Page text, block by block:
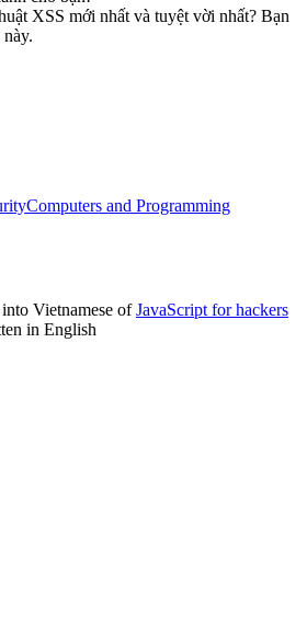
XSS mới nhất và tuyệt vời nhất? Bạn
Computers and Programming
Vietnamese ofJavaScript for hackers
in English